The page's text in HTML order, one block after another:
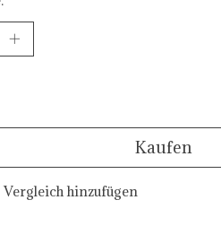
Kaufen
hinzufügen